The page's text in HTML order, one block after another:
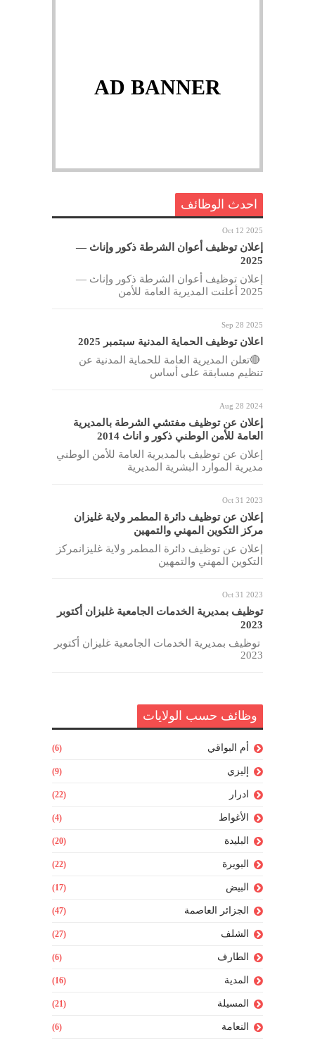
AD BANNER
احدث الوظائف
Oct 12 2025
إعلان توظيف أعوان الشرطة ذكور وإناث —
2025
إعلان توظيف أعوان الشرطة ذكور وإناث —
2025 أعلنت المديرية العامة للأمن
Sep 28 2025
اعلان توظيف الحماية المدنية سبتمبر 2025
🔴تعلن المديرية العامة للحماية المدنية عن
تنظيم مسابقة على أساس
Aug 28 2024
إعلان عن توظيف مفتشي الشرطة بالمديرية
العامة للأمن الوطني ذكور و اناث 2014
إعلان عن توظيف بالمديرية العامة للأمن الوطني
مديرية الموارد البشرية المديرية
Oct 31 2023
إعلان عن توظيف دائرة المطمر ولاية غليزان
مركز التكوين المهني والتمهين
إعلان عن توظيف دائرة المطمر ولاية غليزانمركز
التكوين المهني والتمهين
Oct 31 2023
توظيف بمديرية الخدمات الجامعية غليزان أكتوبر
2023
توظيف بمديرية الخدمات الجامعية غليزان أكتوبر
2023
وظائف حسب الولايات
أم البواقي (6)
إليزي (9)
ادرار (22)
الأغواط (4)
البليدة (20)
البويرة (22)
البيض (17)
الجزائر العاصمة (47)
الشلف (27)
الطارف (6)
المدية (16)
المسيلة (21)
النعامة (6)